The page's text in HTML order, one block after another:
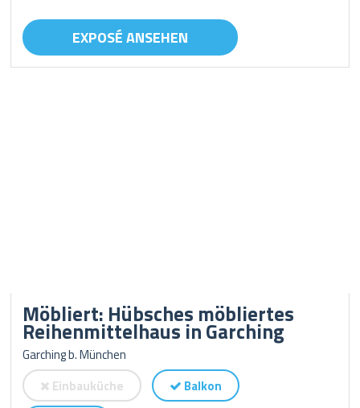
EXPOSÉ ANSEHEN
Möbliert: Hübsches möbliertes
Reihenmittelhaus in Garching
Garching b. München
Einbauküche
Balkon